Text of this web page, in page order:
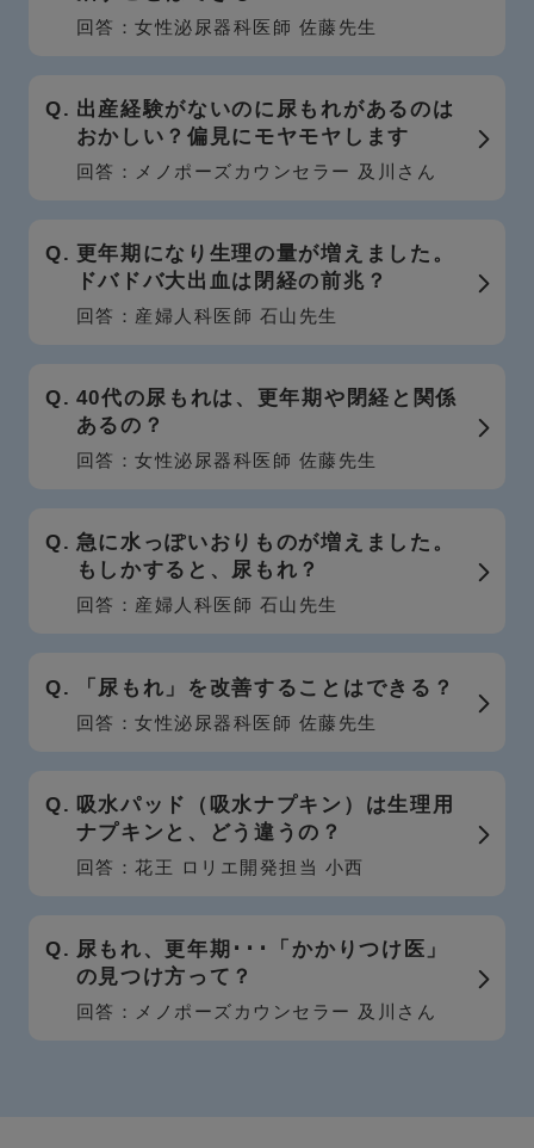
回答：女性泌尿器科医師 佐藤先生
出産経験がないのに尿もれがあるのは
おかしい？偏見にモヤモヤします
回答：メノポーズカウンセラー 及川さん
更年期になり生理の量が増えました。
ドバドバ大出血は閉経の前兆？
回答：産婦人科医師 石山先生
40代の尿もれは、更年期や閉経と関係
あるの？
回答：女性泌尿器科医師 佐藤先生
急に水っぽいおりものが増えました。
もしかすると、尿もれ？
回答：産婦人科医師 石山先生
「尿もれ」を改善することはできる？
回答：女性泌尿器科医師 佐藤先生
吸水パッド（吸水ナプキン）は生理用
ナプキンと、どう違うの？
回答：花王 ロリエ開発担当 小西
尿もれ、更年期･･･「かかりつけ医」
の見つけ方って？
回答：メノポーズカウンセラー 及川さん